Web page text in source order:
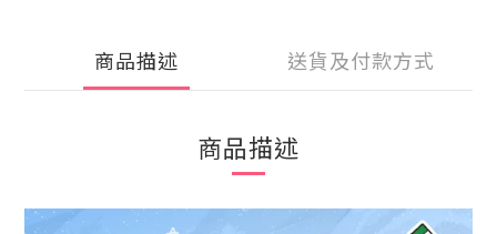
商品描述 送貨及付款方式
商品描述